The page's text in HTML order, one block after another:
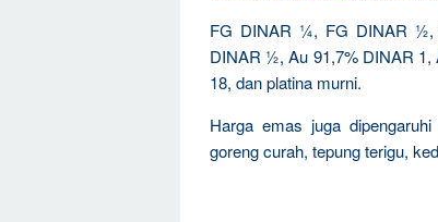
FG DINAR ¼, FG DINAR ½,
DINAR ½, Au 91,7% DINAR 1,
18, dan platina murni.
Harga emas juga
goreng curah, tepung terigu,